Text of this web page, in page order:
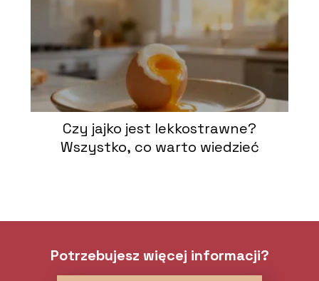
Czy jajko jest lekkostrawne?
Wszystko, co warto wiedzieć
Potrzebujesz więcej informacji?